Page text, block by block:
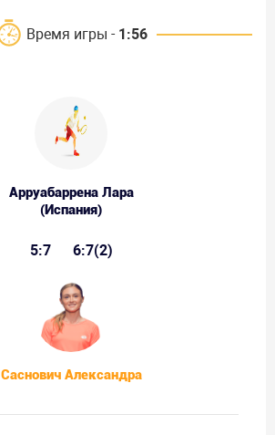
Время игры - 1:56
Арруабаррена Лара
(Испания)
5:7 6:7(2)
Саснович Александра